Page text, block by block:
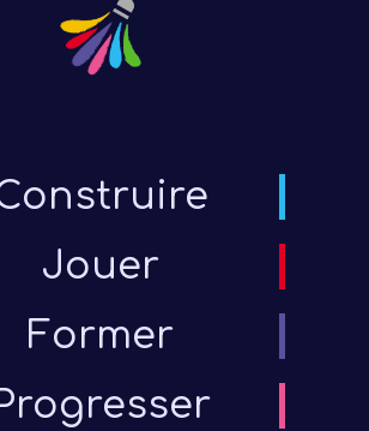
Jouer
Former